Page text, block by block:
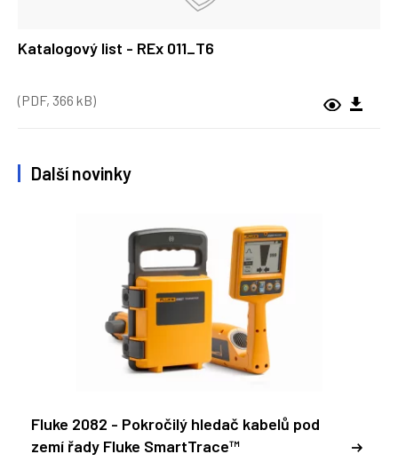
Katalogový list - REx 011_T6
(PDF, 366 kB)
Další novinky
Fluke 2082 - Pokročilý hledač kabelů pod
zemí řady Fluke SmartTrace™